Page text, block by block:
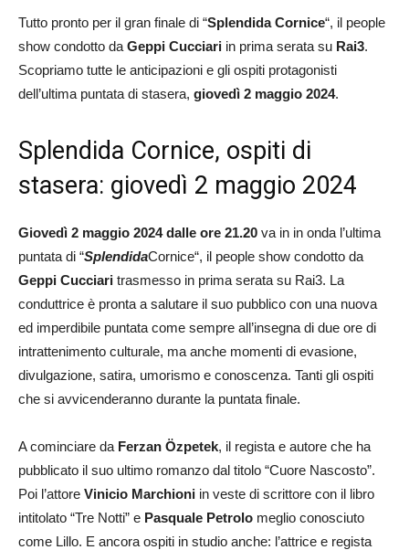
Tutto pronto per il gran finale di “Splendida Cornice“, il people
show condotto da Geppi Cucciari in prima serata su Rai3.
Scopriamo tutte le anticipazioni e gli ospiti protagonisti
dell’ultima puntata di stasera, giovedì 2 maggio 2024.
Splendida Cornice, ospiti di
stasera: giovedì 2 maggio 2024
Giovedì 2 maggio 2024 dalle ore 21.20 va in in onda l’ultima
puntata di “SplendidaCornice“, il people show condotto da
Geppi Cucciari trasmesso in prima serata su Rai3. La
conduttrice è pronta a salutare il suo pubblico con una nuova
ed imperdibile puntata come sempre all’insegna di due ore di
intrattenimento culturale, ma anche momenti di evasione,
divulgazione, satira, umorismo e conoscenza. Tanti gli ospiti
che si avvicenderanno durante la puntata finale.
A cominciare da Ferzan Özpetek, il regista e autore che ha
pubblicato il suo ultimo romanzo dal titolo “Cuore Nascosto”.
Poi l’attore Vinicio Marchioni in veste di scrittore con il libro
intitolato “Tre Notti” e Pasquale Petrolo meglio conosciuto
come Lillo. E ancora ospiti in studio anche: l’attrice e regista